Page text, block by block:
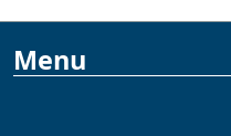
Menu